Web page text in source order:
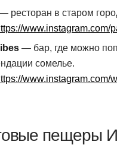
ресторан в старом
www.instagram.com/
— бар, где можно
сомелье.
www.instagram.com/
пещеры